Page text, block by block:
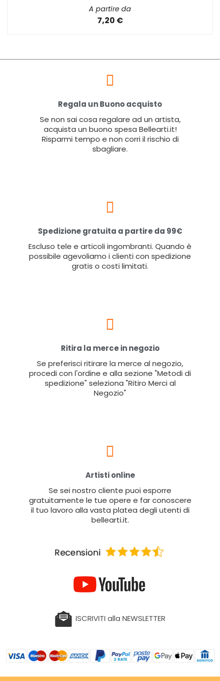
A partire da
7,20 €
Regala un Buono acquisto
Se non sai cosa regalare ad un artista,
acquista un buono spesa Bellearti.it!
Risparmi tempo e non corri il rischio di
sbagliare.
Spedizione gratuita a partire da 99€
Escluso tele e articoli ingombranti. Quando è
possibile agevoliamo i clienti con spedizione
gratis o costi limitati.
Ritira la merce in negozio
Se preferisci ritirare la merce al negozio,
procedi con l'ordine e alla sezione "Metodi di
spedizione" seleziona "Ritiro Merci al
Negozio"
Artisti online
Se sei nostro cliente puoi esporre
gratuitamente le tue opere e far conoscere
il tuo lavoro alla vasta platea degli utenti di
bellearti.it.
ISCRIVITI alla NEWSLETTER